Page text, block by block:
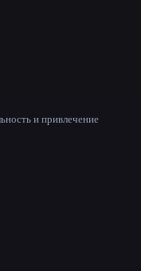
и привлечение